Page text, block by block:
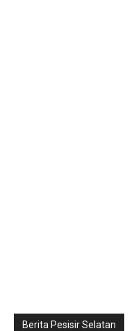
Berita Pesisir Selatan